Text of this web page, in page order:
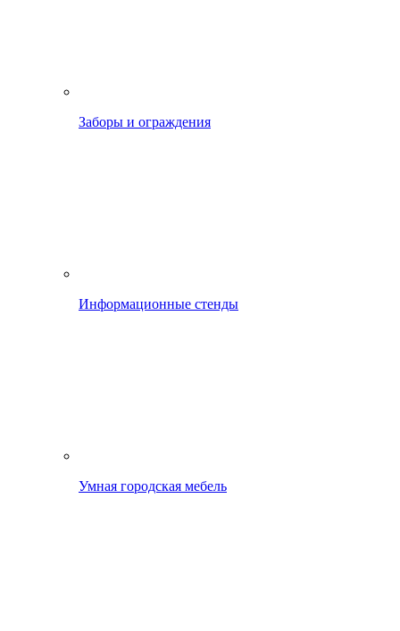
Заборы и ограждения
Информационные стенды
Умная городская мебель